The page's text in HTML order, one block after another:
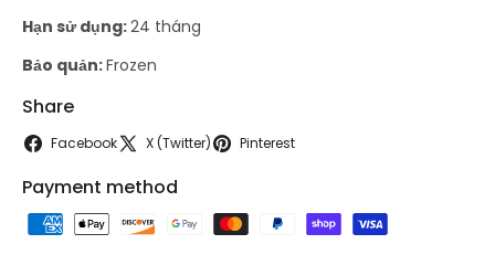
Hạn sử dụng:24 tháng
Bảo quản:Frozen
Share
Facebook X (Twitter) Pinterest
Payment method